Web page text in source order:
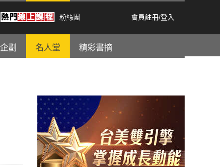
粉絲團 會員註冊/登入
劃 名人堂 精彩書摘